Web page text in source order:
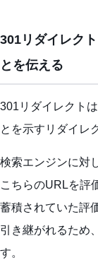
301リダイレク
とを伝える
301リダイレクト
とを示すリダイレ
検索エンジンに対
こちらのURLを評
蓄積されていた評
引き継がれるため
す。